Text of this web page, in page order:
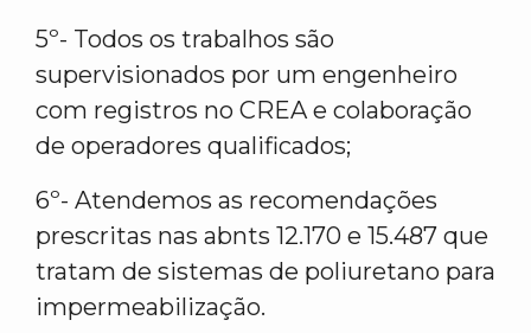
5º- Todos os trabalhos são
supervisionados por um engenheiro
com registros no CREA e colaboração
de operadores qualificados;
6º- Atendemos as recomendações
prescritas nas abnts 12.170 e 15.487 que
tratam de sistemas de poliuretano para
impermeabilização.